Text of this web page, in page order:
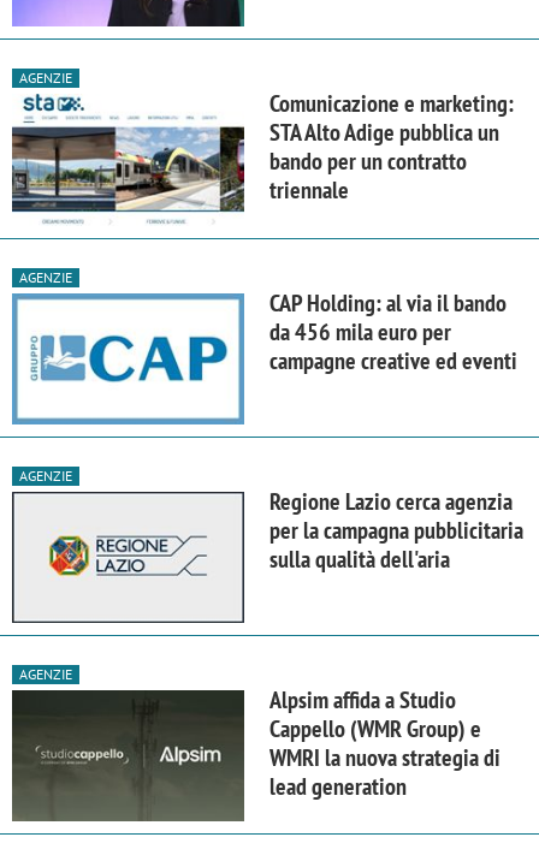
AGENZIE
Comunicazione e marketing:
STA Alto Adige pubblica un
bando per un contratto
triennale
AGENZIE
CAP Holding: al via il bando
da 456 mila euro per
campagne creative ed eventi
AGENZIE
Regione Lazio cerca agenzia
per la campagna pubblicitaria
sulla qualità dell'aria
AGENZIE
Alpsim affida a Studio
Cappello (WMR Group) e
WMRI la nuova strategia di
lead generation